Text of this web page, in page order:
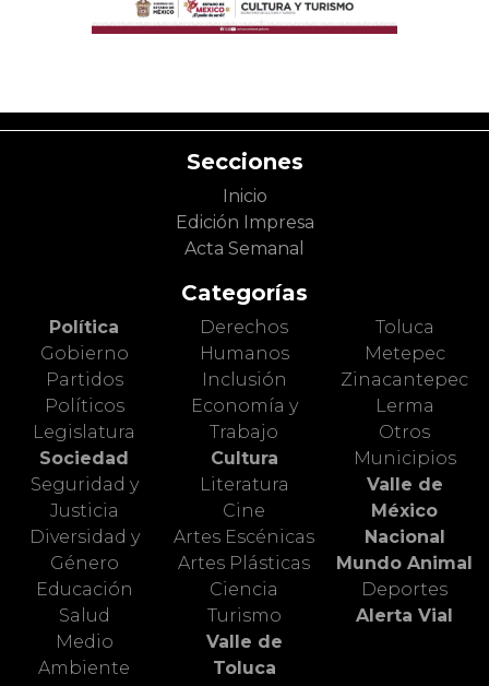
Secciones
Inicio
Edición Impresa
Acta Semanal
Categorías
Política
Gobierno
Partidos
Políticos
Legislatura
Sociedad
Seguridad y
Justicia
Diversidad y
Género
Educación
Salud
Medio
Ambiente
Derechos
Humanos
Inclusión
Economía y
Trabajo
Cultura
Literatura
Cine
Artes Escénicas
Artes Plásticas
Ciencia
Turismo
Valle de
Toluca
Toluca
Metepec
Zinacantepec
Lerma
Otros
Municipios
Valle de
México
Nacional
Mundo Animal
Deportes
Alerta Vial